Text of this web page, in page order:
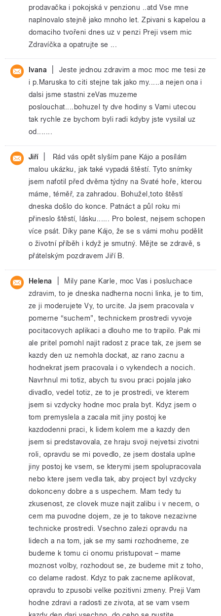
prodavačka i pokojská v penzionu ..atd Vse mne
naplnovalo stejně jako mnoho let. Zpivani s kapelou a
domaciho tvořeni dnes uz v penzi Preji vsem mic
Zdravíčka a opatrujte se ...
Ivana
Jeste jednou zdravim a moc moc me tesi ze
i p.Maruska to citi stejne tak jako my.....a nejen ona i
dalsi jsme stastni zeVas muzeme
poslouchat....bohuzel ty dve hodiny s Vami utecou
tak rychle ze bychom byli radi kdyby jste vysilal uz
od.......
Jiří
Rád vás opět slyším pane Kájo a posílám
malou ukázku, jak také vypadá štěstí. Tyto snímky
jsem nafotil před dvěma týdny na Svaté hoře, kterou
máme, téměř, za zahradou. Bohužel,toto štěstí
dneska došlo do konce. Patnáct a půl roku mi
přineslo štěstí, lásku...... Pro bolest, nejsem schopen
více psát. Díky pane Kájo, že se s vámi mohu podělit
o životní příběh i když je smutný. Mějte se zdravě, s
přátelským pozdravem Jiří B.
Helena
Mily pane Karle, moc Vas i posluchace
zdravim, to je dneska nadherna nocni linka, je to tim,
ze ji moderujete Vy, to urcite. Ja jsem pracovala v
pomerne “suchem”, technickem prostredi vyvoje
pocitacovych aplikaci a dlouho me to trapilo. Pak mi
ale pritel pomohl najit radost z prace tak, ze jsem se
kazdy den uz nemohla dockat, az rano zacnu a
hodnekrat jsem pracovala i o vykendech a nocich.
Navrhnul mi totiz, abych tu svou praci pojala jako
divadlo, vedel totiz, ze to je prostredi, ve kterem
jsem si vzdycky hodne moc prala byt. Kdyz jsem o
tom premyslela a zacala mit jiny postoj ke
kazdodenni praci, k lidem kolem me a kazdy den
jsem si predstavovala, ze hraju svoji nejvetsi zivotni
roli, opravdu se mi povedlo, ze jsem dostala uplne
jiny postoj ke vsem, se kterymi jsem spolupracovala
nebo ktere jsem vedla tak, aby project byl vzdycky
dokonceny dobre a s uspechem. Mam tedy tu
zkusenost, ze clovek muze najit zalibu i v necem, o
cem ma puvodne dojem, ze je to takove nezazivne
technicke prostredi. Vsechno zalezi opravdu na
lidech a na tom, jak se my sami rozhodneme, ze
budeme k tomu ci onomu pristupovat – mame
moznost volby, rozhodout se, ze budeme mit z toho,
co delame radost. Kdyz to pak zacneme aplikovat,
opravdu to zpusobi velke pozitivni zmeny. Preji Vam
hodne zdravi a radosti ze zivota, at se vam vsem